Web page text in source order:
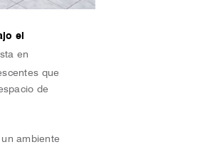
el
en
que
de
un ambiente